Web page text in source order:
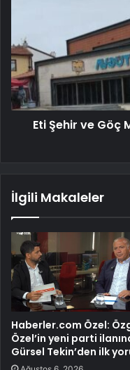
Eti Şehir ve Göç
İlgili Makaleler
Haberler.com Özel:
Özel’in yeni parti
Gürsel Tekin’den ilk